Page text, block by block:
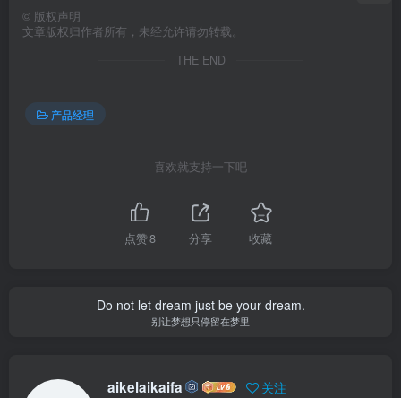
© 版权声明
文章版权归作者所有，未经允许请勿转载。
THE END
产品经理
喜欢就支持一下吧
点赞8 分享 收藏
Do not let dream just be your dream.
别让梦想只停留在梦里
aikelaikaifa 关注